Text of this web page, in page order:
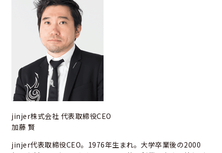
jinjer株式会社 代表取締役CEO
加藤 賢
jinjer代表取締役CEO。1976年生まれ。大学卒業後の2000